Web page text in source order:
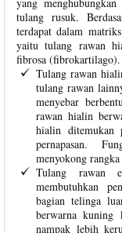
tulang rusuk.
terdapat dalam
yaitu tulang rawan
fibrosa (fibrokartilago).
Tulang rawan
tulang rawan
menyebar
rawan hialin
hialin ditemukan
pernapasan.
menyokong
Tulang rawan
membutuhkan
bagian telinga
berwarna kuning
nampak lebih